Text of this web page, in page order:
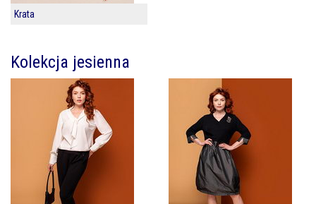
Krata
Kolekcja jesienna